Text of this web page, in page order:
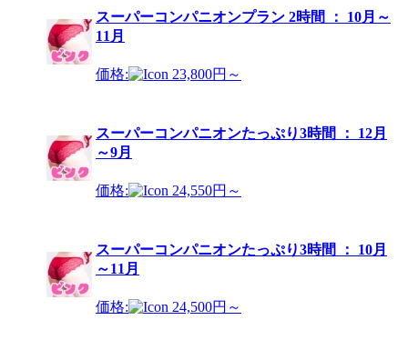
スーパーコンパニオンプラン 2時間 ： 10月～
11月
価格: 23,800円～
スーパーコンパニオンたっぷり3時間 ： 12月
～9月
価格: 24,550円～
スーパーコンパニオンたっぷり3時間 ： 10月
～11月
価格: 24,500円～